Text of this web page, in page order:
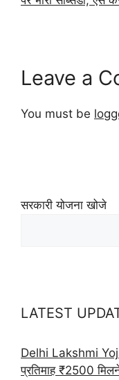
Leave a
You must be
सरकारी योजना खोजे
LATEST
Delhi Lakshmi
प्रतिमाह ₹2500